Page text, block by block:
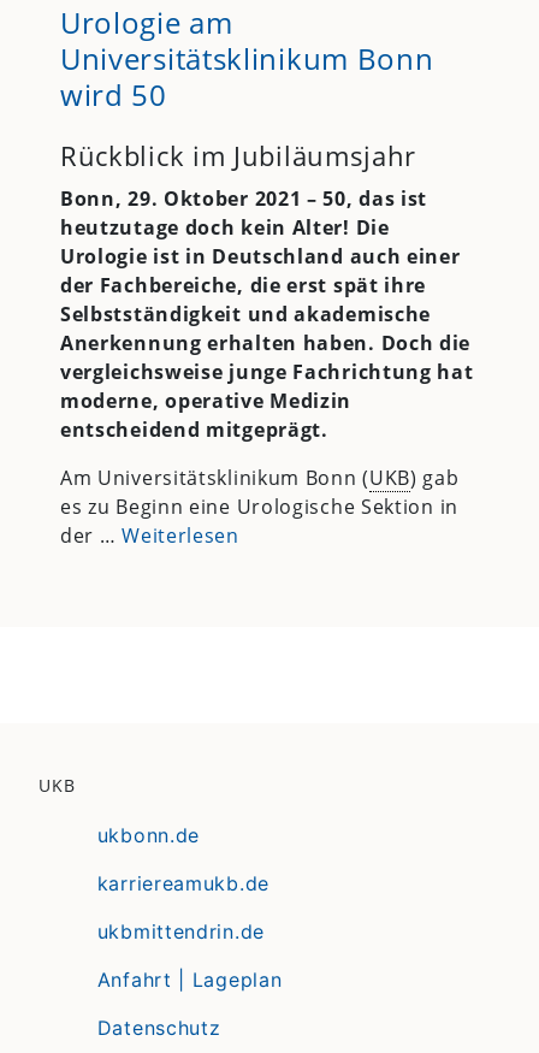
Urologie am
Universitätsklinikum Bonn
wird 50
Rückblick im Jubiläumsjahr
Bonn, 29. Oktober 2021 – 50, das ist
heutzutage doch kein Alter! Die
Urologie ist in Deutschland auch einer
der Fachbereiche, die erst spät ihre
Selbstständigkeit und akademische
Anerkennung erhalten haben. Doch die
vergleichsweise junge Fachrichtung hat
moderne, operative Medizin
entscheidend mitgeprägt.
Am Universitätsklinikum Bonn (UKB) gab
es zu Beginn eine Urologische Sektion in
der …Weiterlesen
UKB
ukbonn.de
karriereamukb.de
ukbmittendrin.de
Anfahrt | Lageplan
Datenschutz